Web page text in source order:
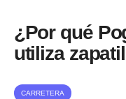
¿Por qué
utiliza
CARRETERA